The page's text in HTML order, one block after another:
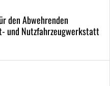
den Abwehrenden
und Nutzfahrzeugwerkstatt